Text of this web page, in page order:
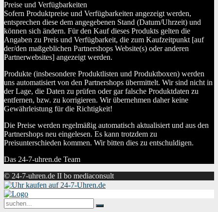
Preise und Verfügbarkeiten
Sofern Produktpreise und Verfügbarkeiten angezeigt werden,
entsprechen diese dem angegebenen Stand (Datum/Uhrzeit) und
können sich ändern. Für den Kauf dieses Produkts gelten die
Angaben zu Preis und Verfügbarkeit, die zum Kaufzeitpunkt [auf
der/den maßgeblichen Partnershops Website(s) oder anderen
Partnerwebsites] angezeigt werden.
Produkte (insbesondere Produktlisten und Produktboxen) werden
uns automatisiert von den Partnershops übermittelt. Wir sind nicht in
der Lage, die Daten zu prüfen oder gar falsche Produktdaten zu
entfernen, bzw. zu korrigieren. Wir übernehmen daher keine
Gewährleistung für die Richtigkeit!
Die Preise werden regelmäßig automatisch aktualisiert und aus den
Partnershops neu eingelesen. Es kann trotzdem zu
Preisunterschieden kommen. Wir bitten dies zu entschuldigen.
Das 24-7-uhren.de Team
© 24-7-uhren.de II bo mediaconsult